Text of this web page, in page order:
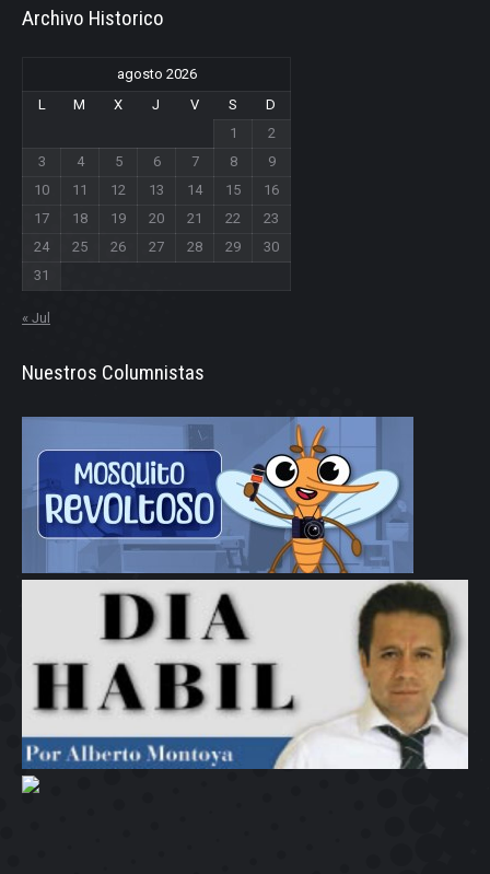
Archivo Historico
agosto 2026
L
M X J V S
D
1
2
3
4 5 6 7 8
9
10
11 12 13 14 15
16
17
18 19 20 21 22
23
24
25 26 27 28 29
30
31
« Jul
Nuestros Columnistas